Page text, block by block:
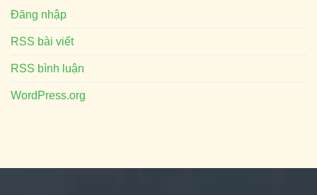
Đăng nhập
RSS bài viết
RSS bình luận
WordPress.org